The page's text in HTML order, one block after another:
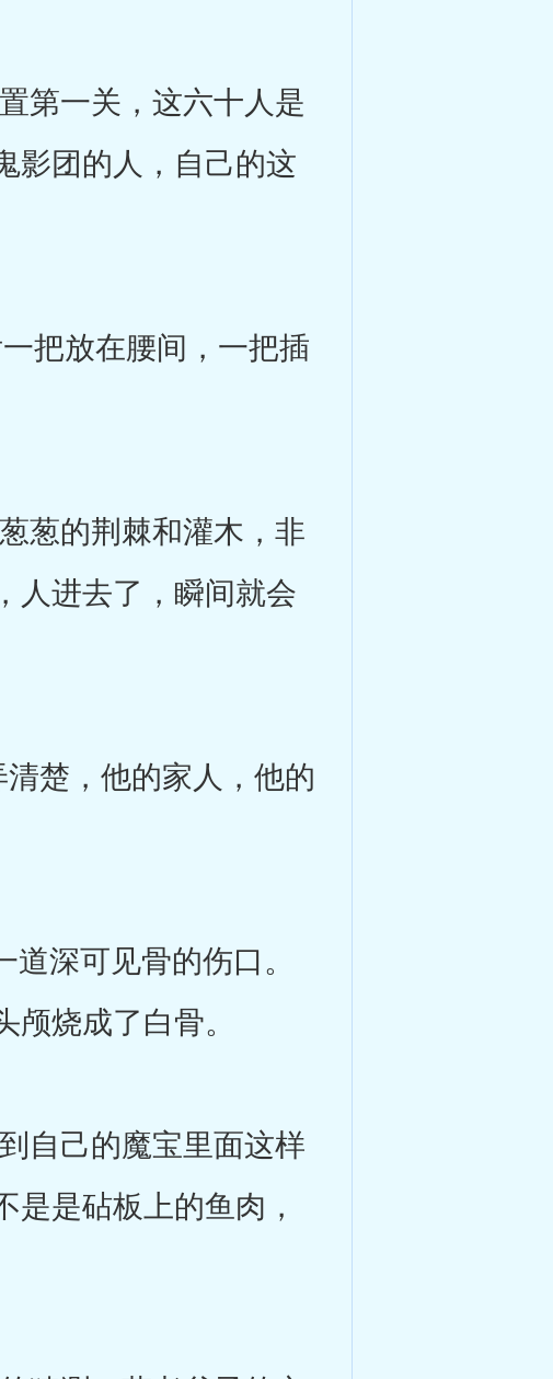
一关，这六十人是
影团的人，自己的这
把放在腰间，一把插
的荆棘和灌木，非
人进去了，瞬间就会
楚，他的家人，他的
可见骨的伤口。
烧成了白骨。
己的魔宝里面这样
是砧板上的鱼肉，